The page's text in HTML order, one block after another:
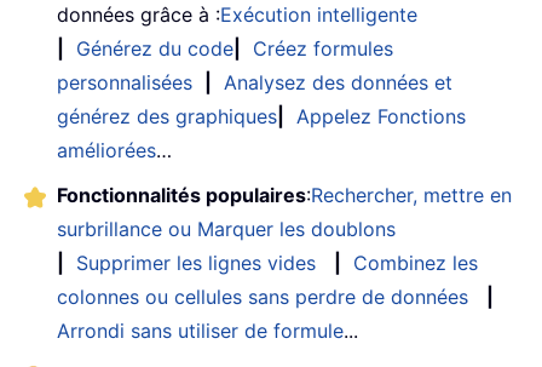
données grâce à :Exécution intelligente
Générez du code
Créez formules
personnalisées
Analysez des données et
générez des graphiques
Appelez Fonctions
améliorées…
Fonctionnalités populaires:Rechercher, mettre en
surbrillance ou Marquer les doublons
Supprimer les lignes vides
Combinez les
colonnes ou cellules sans perdre de données
Arrondi sans utiliser de formule...